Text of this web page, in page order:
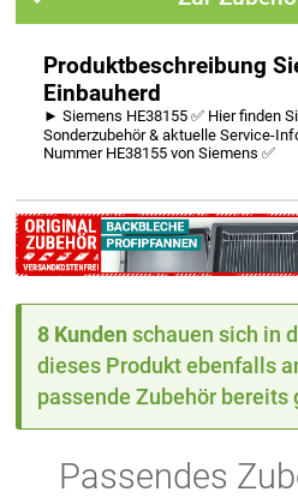
Produktbeschreibung
Einbauherd
► Siemens HE38155 ✅ Hier finden
Sonderzubehör & aktuelle Service-
Nummer HE38155 von Siemens ✅
8 Kunden schauen sich in
dieses Produkt ebenfalls
passende Zubehör bereits
Passendes